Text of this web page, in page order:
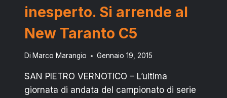
inesperto. Si arrende al
New Taranto C5
Di Marco Marangio Gennaio 19, 2015
SAN PIETRO VERNOTICO – L’ultima
giornata di andata del campionato di serie